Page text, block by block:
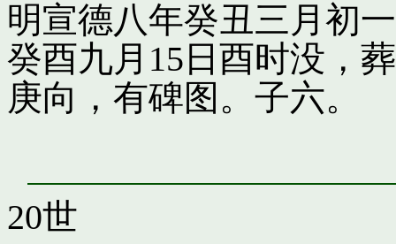
明宣德八年癸丑三月初
癸酉九月15日酉时没，
庚向，有碑图。子六。
20世